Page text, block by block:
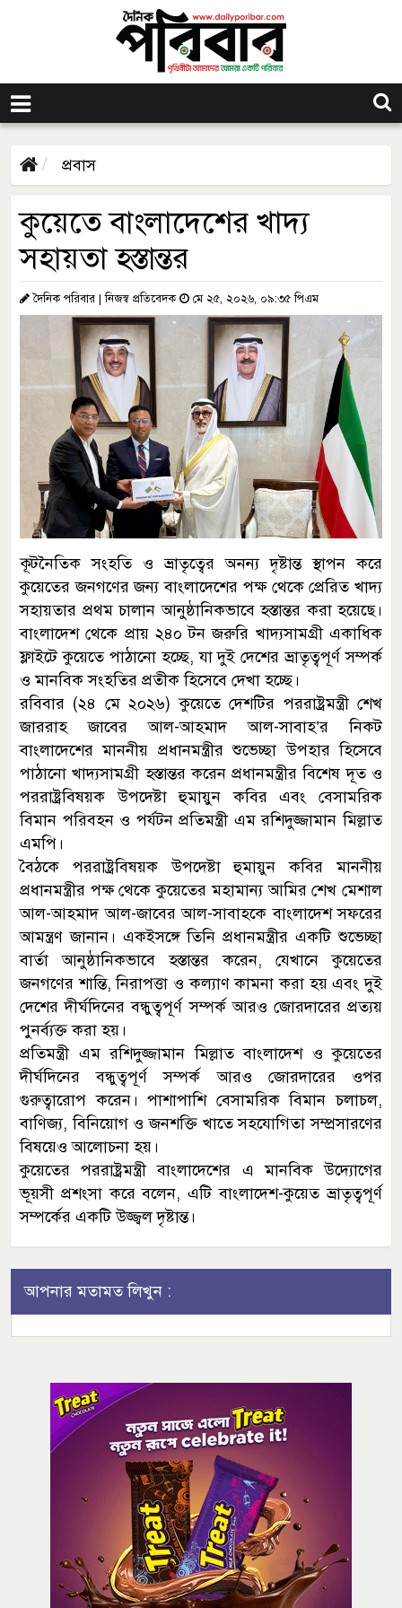
প্রবাস
কুয়েতে বাংলাদেশের খাদ্য
সহায়তা হস্তান্তর
দৈনিক পরিবার | নিজস্ব প্রতিবেদক মে ২৫, ২০২৬, ০৯:৩৫ পিএম
কূটনৈতিক সংহতি ও ভ্রাতৃত্বের অনন্য দৃষ্টান্ত স্থাপন করে
কুয়েতের জনগণের জন্য বাংলাদেশের পক্ষ থেকে প্রেরিত খাদ্য
সহায়তার প্রথম চালান আনুষ্ঠানিকভাবে হস্তান্তর করা হয়েছে।
বাংলাদেশ থেকে প্রায় ২৪০ টন জরুরি খাদ্যসামগ্রী একাধিক
ফ্লাইটে কুয়েতে পাঠানো হচ্ছে, যা দুই দেশের ভ্রাতৃত্বপূর্ণ সম্পর্ক
ও মানবিক সংহতির প্রতীক হিসেবে দেখা হচ্ছে।
রবিবার (২৪ মে ২০২৬) কুয়েতে দেশটির পররাষ্ট্রমন্ত্রী শেখ
জাররাহ জাবের আল-আহমাদ আল-সাবাহ’র নিকট
বাংলাদেশের মাননীয় প্রধানমন্ত্রীর শুভেচ্ছা উপহার হিসেবে
পাঠানো খাদ্যসামগ্রী হস্তান্তর করেন প্রধানমন্ত্রীর বিশেষ দূত ও
পররাষ্ট্রবিষয়ক উপদেষ্টা হুমায়ুন কবির এবং বেসামরিক
বিমান পরিবহন ও পর্যটন প্রতিমন্ত্রী এম রশিদুজ্জামান মিল্লাত
এমপি।
বৈঠকে পররাষ্ট্রবিষয়ক উপদেষ্টা হুমায়ুন কবির মাননীয়
প্রধানমন্ত্রীর পক্ষ থেকে কুয়েতের মহামান্য আমির শেখ মেশাল
আল-আহমাদ আল-জাবের আল-সাবাহকে বাংলাদেশ সফরের
আমন্ত্রণ জানান। একইসঙ্গে তিনি প্রধানমন্ত্রীর একটি শুভেচ্ছা
বার্তা আনুষ্ঠানিকভাবে হস্তান্তর করেন, যেখানে কুয়েতের
জনগণের শান্তি, নিরাপত্তা ও কল্যাণ কামনা করা হয় এবং দুই
দেশের দীর্ঘদিনের বন্ধুত্বপূর্ণ সম্পর্ক আরও জোরদারের প্রত্যয়
পুনর্ব্যক্ত করা হয়।
প্রতিমন্ত্রী এম রশিদুজ্জামান মিল্লাত বাংলাদেশ ও কুয়েতের
দীর্ঘদিনের বন্ধুত্বপূর্ণ সম্পর্ক আরও জোরদারের ওপর
গুরুত্বারোপ করেন। পাশাপাশি বেসামরিক বিমান চলাচল,
বাণিজ্য, বিনিয়োগ ও জনশক্তি খাতে সহযোগিতা সম্প্রসারণের
বিষয়েও আলোচনা হয়।
কুয়েতের পররাষ্ট্রমন্ত্রী বাংলাদেশের এ মানবিক উদ্যোগের
ভূয়সী প্রশংসা করে বলেন, এটি বাংলাদেশ-কুয়েত ভ্রাতৃত্বপূর্ণ
সম্পর্কের একটি উজ্জ্বল দৃষ্টান্ত।
আপনার মতামত লিখুন :